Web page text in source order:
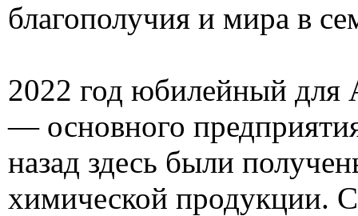
благополучия и мира в
2022 год юбилейный
— основного
назад здесь были
химической продукции.